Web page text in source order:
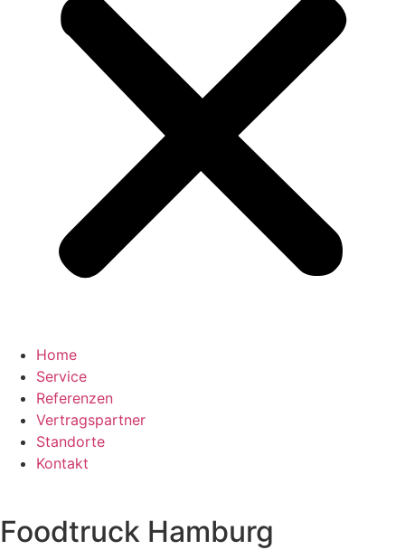
Home
Service
Referenzen
Vertragspartner
Standorte
Kontakt
Foodtruck Hamburg